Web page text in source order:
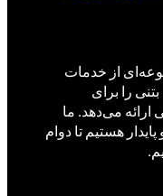
از خدمات
را برای
می‌دهد. ما
هستیم تا دوام